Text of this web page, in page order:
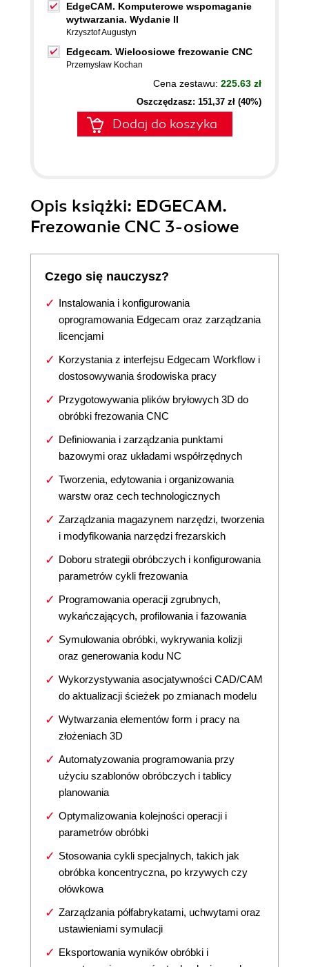
EdgeCAM. Komputerowe wspomaganie
wytwarzania. Wydanie II
Krzysztof Augustyn
Edgecam. Wieloosiowe frezowanie CNC
Przemysław Kochan
Cena zestawu: 225.63 zł
Oszczędzasz: 151,37 zł (40%)
Dodaj do koszyka
Opis książki: EDGECAM.
Frezowanie CNC 3-osiowe
Czego się nauczysz?
Instalowania i konfigurowania
oprogramowania Edgecam oraz zarządzania
licencjami
Korzystania z interfejsu Edgecam Workflow i
dostosowywania środowiska pracy
Przygotowywania plików bryłowych 3D do
obróbki frezowania CNC
Definiowania i zarządzania punktami
bazowymi oraz układami współrzędnych
Tworzenia, edytowania i organizowania
warstw oraz cech technologicznych
Zarządzania magazynem narzędzi, tworzenia
i modyfikowania narzędzi frezarskich
Doboru strategii obróbczych i konfigurowania
parametrów cykli frezowania
Programowania operacji zgrubnych,
wykańczających, profilowania i fazowania
Symulowania obróbki, wykrywania kolizji
oraz generowania kodu NC
Wykorzystywania asocjatywności CAD/CAM
do aktualizacji ścieżek po zmianach modelu
Wytwarzania elementów form i pracy na
złożeniach 3D
Automatyzowania programowania przy
użyciu szablonów obróbczych i tablicy
planowania
Optymalizowania kolejności operacji i
parametrów obróbki
Stosowania cykli specjalnych, takich jak
obróbka koncentryczna, po krzywych czy
ołówkowa
Zarządzania półfabrykatami, uchwytami oraz
ustawieniami symulacji
Eksportowania wyników obróbki i